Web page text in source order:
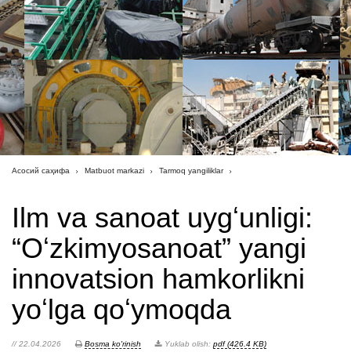
Асосий саҳифа Matbuot markazi Tarmoq yangiliklar
Ilm va sanoat uygʻunligi:
“Oʻzkimyosanoat” yangi
innovatsion hamkorlikni
yoʻlga qoʻymoqda
// 22.04.2026 Bosma ko'rinish Yuklab olish: pdf (426.4 KB)